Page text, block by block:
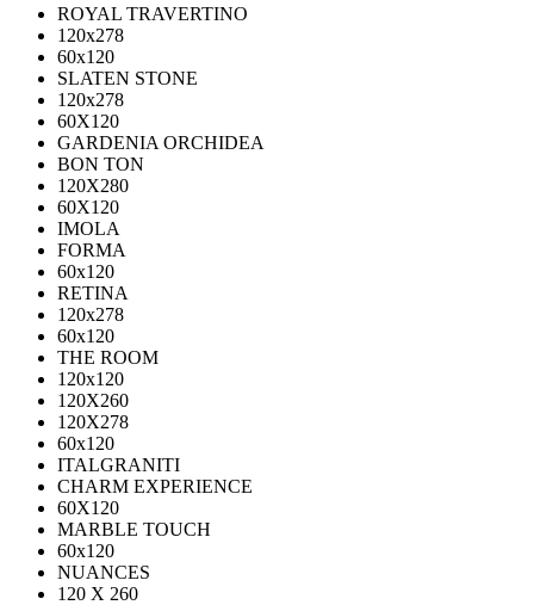
ROYAL TRAVERTINO
120х278
60х120
SLATEN STONE
120х278
60X120
GARDENIA ORCHIDEA
BON TON
120X280
60X120
IMOLA
FORMA
60x120
RETINA
120x278
60x120
THE ROOM
120x120
120X260
120X278
60x120
ITALGRANITI
CHARM EXPERIENCE
60X120
MARBLE TOUCH
60х120
NUANCES
120 X 260